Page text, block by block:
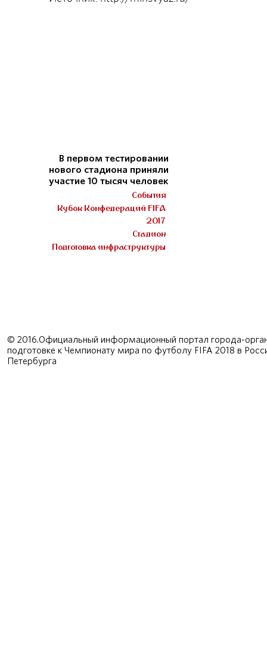
В первом тестировании
нового стадиона приняли
участие 10 тысяч человек
События
Кубок Конфедераций FIFA
2017
Стадион
Подготовка инфраструктуры
© 2016.Официальный информационный портал города-
подготовке к Чемпионату мира по футболу FIFA 2018 в
Петербурга